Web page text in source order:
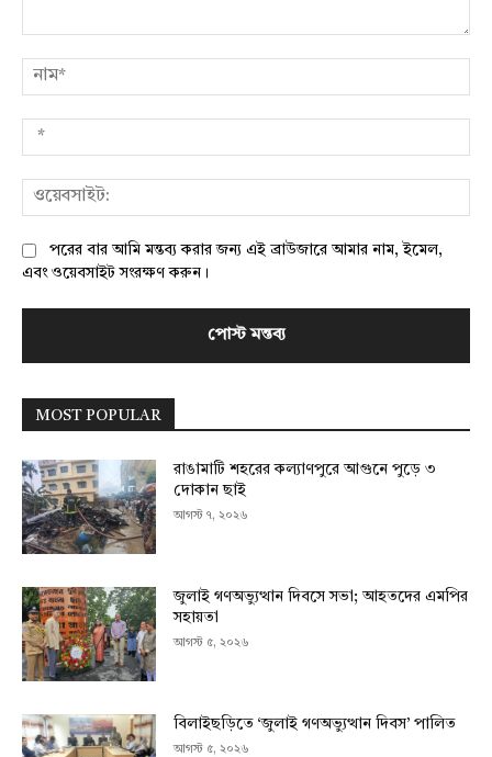
পরের বার আমি মন্তব্য করার জন্য এই ব্রাউজারে আমার নাম, ইমেল,
এবং ওয়েবসাইট সংরক্ষণ করুন।
MOST POPULAR
রাঙামাটি শহরের কল্যাণপুরে আগুনে পুড়ে ৩
দোকান ছাই
আগস্ট ৭, ২০২৬
জুলাই গণঅভ্যুত্থান দিবসে সভা; আহতদের এমপির
সহায়তা
আগস্ট ৫, ২০২৬
বিলাইছড়িতে ‘জুলাই গণঅভ্যুত্থান দিবস’ পালিত
আগস্ট ৫, ২০২৬